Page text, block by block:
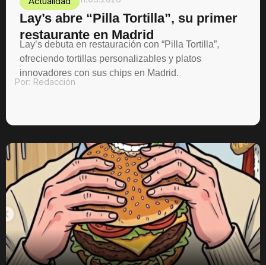
Lay’s abre “Pilla Tortilla”, su primer
restaurante en Madrid
Lay’s debuta en restauración con “Pilla Tortilla”,
ofreciendo tortillas personalizables y platos
innovadores con sus chips en Madrid.
Por: Redacción